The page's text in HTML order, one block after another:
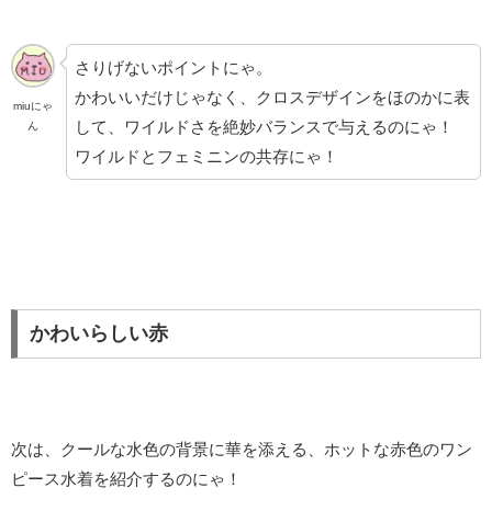
miuにゃ
ん
さりげないポイントにゃ。
かわいいだけじゃなく、クロスデザインをほのかに表
して、ワイルドさを絶妙バランスで与えるのにゃ！
ワイルドとフェミニンの共存にゃ！
かわいらしい赤
次は、クールな水色の背景に華を添える、ホットな赤色のワン
ピース水着を紹介するのにゃ！